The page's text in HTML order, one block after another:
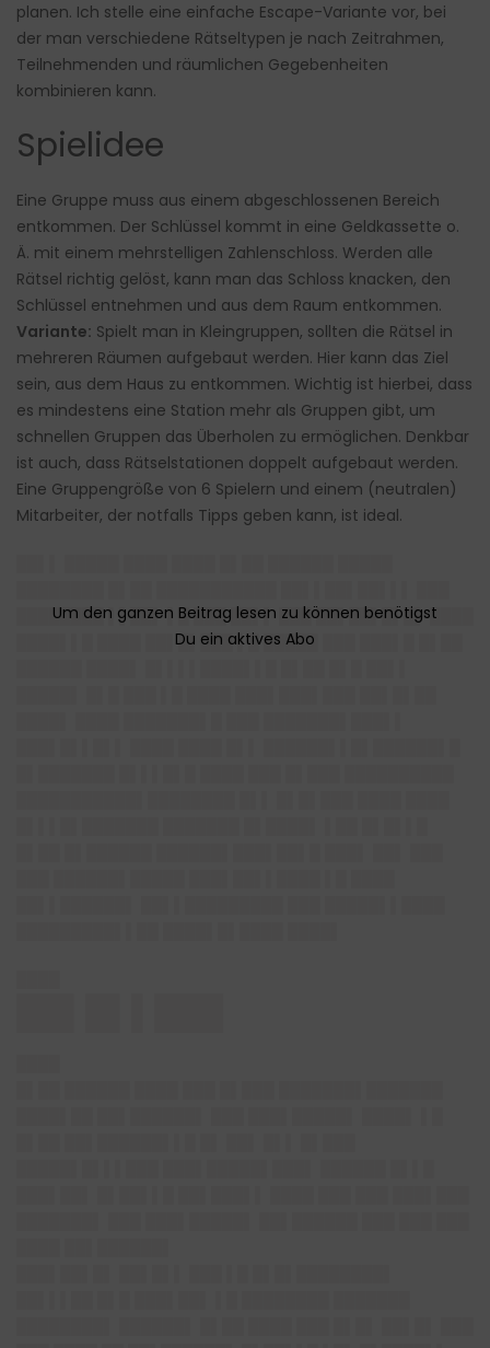
planen. Ich stelle eine einfache Escape-Variante vor, bei
der man verschiedene Rätseltypen je nach Zeitrahmen,
Teilnehmenden und räumlichen Gegebenheiten
kombinieren kann.
Spielidee
Eine Gruppe muss aus einem abgeschlossenen Bereich
entkommen. Der Schlüssel kommt in eine Geldkassette o.
Ä. mit einem mehrstelligen Zahlenschloss. Werden alle
Rätsel richtig gelöst, kann man das Schloss knacken, den
Schlüssel entnehmen und aus dem Raum entkommen.
Variante: Spielt man in Kleingruppen, sollten die Rätsel in
mehreren Räumen aufgebaut werden. Hier kann das Ziel
sein, aus dem Haus zu entkommen. Wichtig ist hierbei, dass
es mindestens eine Station mehr als Gruppen gibt, um
schnellen Gruppen das Überholen zu ermöglichen. Denkbar
ist auch, dass Rätselstationen doppelt aufgebaut werden.
Eine Gruppengröße von 6 Spielern und einem (neutralen)
Mitarbeiter, der notfalls Tipps geben kann, ist ideal.
████████ ▌▌██▌ ▌█ ███ ██▌▌ ███ ██▌██▌█▌█▌ ████
████▌▌█ ████ ██▌█▌███ ▌█ █████ ███ ███▌█ █▌██